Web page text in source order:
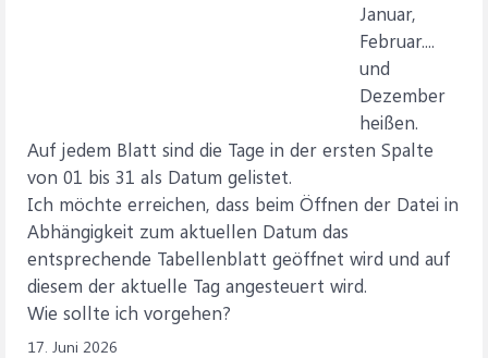
Januar,
Februar....
und
Dezember
heißen.
Auf jedem Blatt sind die Tage in der ersten Spalte
von 01 bis 31 als Datum gelistet.
Ich möchte erreichen, dass beim Öffnen der Datei in
Abhängigkeit zum aktuellen Datum das
entsprechende Tabellenblatt geöffnet wird und auf
diesem der aktuelle Tag angesteuert wird.
Wie sollte ich vorgehen?
17. Juni 2026